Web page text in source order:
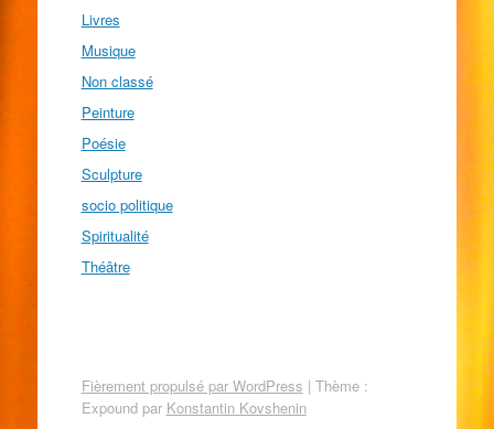
Livres
Musique
Non classé
Peinture
Poésie
Sculpture
socio politique
Spiritualité
Théâtre
Fièrement propulsé par WordPress | Thème :
Expound par Konstantin Kovshenin